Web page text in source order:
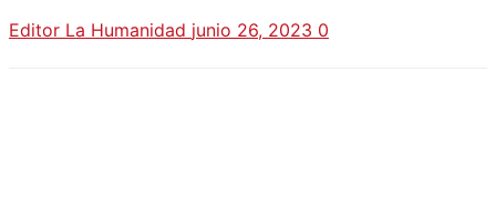
Editor La Humanidad junio 26, 2023 0